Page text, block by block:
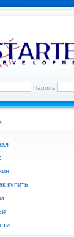
Пароль:
купить